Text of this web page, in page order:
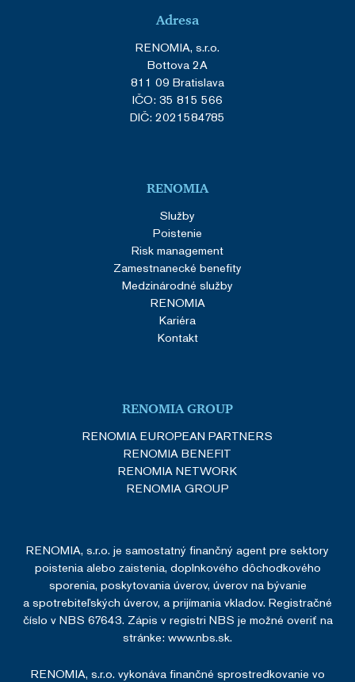
Adresa
RENOMIA, s.r.o.
Bottova 2A
811 09 Bratislava
IČO: 35 815 566
DIČ: 2021584785
RENOMIA
Služby
Poistenie
Risk management
Zamestnanecké benefity
Medzinárodné služby
RENOMIA
Kariéra
Kontakt
RENOMIA GROUP
RENOMIA EUROPEAN PARTNERS
RENOMIA BENEFIT
RENOMIA NETWORK
RENOMIA GROUP
RENOMIA, s.r.o. je samostatný finančný agent pre sektory
poistenia alebo zaistenia, doplnkového dôchodkového
sporenia, poskytovania úverov, úverov na bývanie
a spotrebiteľských úverov, a prijímania vkladov. Registračné
číslo v NBS 67643. Zápis v registri NBS je možné overiť na
stránke: www.nbs.sk.
RENOMIA, s.r.o. vykonáva finančné sprostredkovanie vo